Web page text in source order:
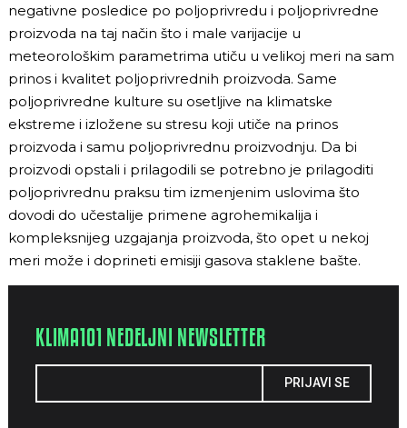
negativne posledice po poljoprivredu i poljoprivredne
proizvoda na taj način što i male varijacije u
meteorološkim parametrima utiču u velikoj meri na sam
prinos i kvalitet poljoprivrednih proizvoda. Same
poljoprivredne kulture su osetljive na klimatske
ekstreme i izložene su stresu koji utiče na prinos
proizvoda i samu poljoprivrednu proizvodnju. Da bi
proizvodi opstali i prilagodili se potrebno je prilagoditi
poljoprivrednu praksu tim izmenjenim uslovima što
dovodi do učestalije primene agrohemikalija i
kompleksnijeg uzgajanja proizvoda, što opet u nekoj
meri može i doprineti emisiji gasova staklene bašte.
KLIMA101 NEDELJNI NEWSLETTER
PRIJAVI SE